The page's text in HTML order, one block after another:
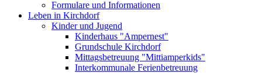
Formulare und Informationen
Leben in Kirchdorf
Kinder und Jugend
Kinderhaus "Ampernest"
Grundschule Kirchdorf
Mittagsbetreuung "Mittiamperkids"
Interkommunale Ferienbetreuung